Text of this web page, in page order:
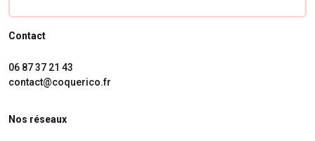
Contact
06 87 37 21 43
contact@coquerico.fr
Nos réseaux